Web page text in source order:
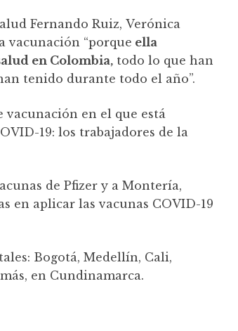
Fernando Ruiz, Verónica
vacunación “porque ella
en Colombia, todo lo que han
tenido durante todo el año”.
en el que está
19: los trabajadores de la
de Pfizer y a Montería,
en aplicar las vacunas COVID-19
Bogotá, Medellín, Cali,
en Cundinamarca.